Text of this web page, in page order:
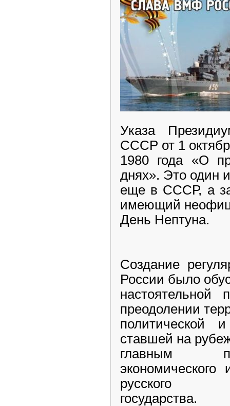
Указа
СССР от 1
1980 года «О
днях». Это один
еще в СССР, а
имеющий
День Нептуна.
Создание
России было
настоятельной
преодолении
политической
ставшей на
главным
экономического
русского
государства.